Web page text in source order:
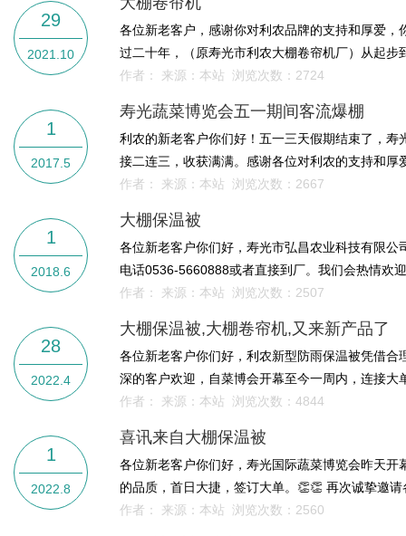
29
2021.10
各位新老客户，感谢你对利农品牌的支持和厚爱
过二十年，（原寿光市利农大棚卷帘机厂）从起
作者： 来源：本站 浏览次数： 2724
1
2017.5
寿光蔬菜博览会五一期间客流爆棚
利农的新老客户你们好！五一三天假期结束了，
接二连三，收获满满。感谢各位对利农的支持和厚
作者： 来源：本站 浏览次数： 2667
1
2018.6
大棚保温被
各位新老客户你们好，寿光市弘昌农业科技有限
电话0536-5660888或者直接到厂。我们会热情欢
作者： 来源：本站 浏览次数： 2507
28
2022.4
大棚保温被,大棚卷帘机,又来新产品了
各位新老客户你们好，利农新型防雨保温被凭借
深的客户欢迎，自菜博会开幕至今一周内，连接
作者： 来源：本站 浏览次数： 4844
1
2022.8
喜讯来自大棚保温被
各位新老客户你们好，寿光国际蔬菜博览会昨天
的品质，首日大捷，签订大单。👏👏 再次诚挚邀
作者： 来源：本站 浏览次数： 2560